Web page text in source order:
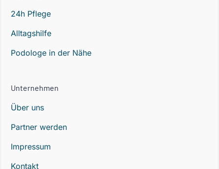
24h Pflege
Alltagshilfe
Podologe in der Nähe
Unternehmen
Über uns
Partner werden
Impressum
Kontakt